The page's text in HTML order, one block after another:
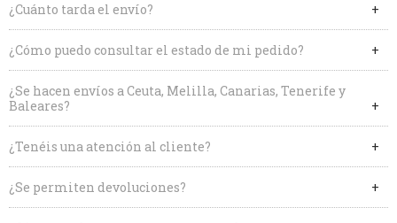
¿Cuánto tarda el envío?
¿Cómo puedo consultar el estado de mi pedido?
¿Se hacen envíos a Ceuta, Melilla, Canarias, Tenerife y
Baleares?
¿Tenéis una atención al cliente?
¿Se permiten devoluciones?